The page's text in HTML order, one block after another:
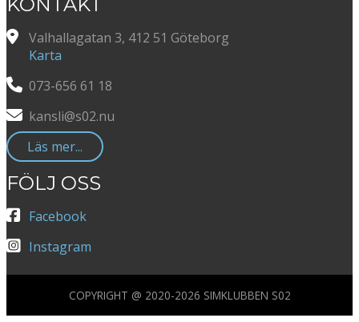
Valhallagatan 3, 412 51 Göteborg
Karta
073-656 61 18
kansli@s02.nu
Läs mer...
FÖLJ OSS
Facebook
Instagram
COPYRIGHT @ 2020-2026 SIMKLUBBEN S02